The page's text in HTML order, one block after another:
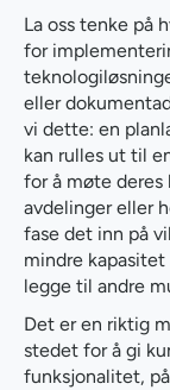
La oss tenke på
for
eller
vi dette: en
kan rulles ut til
for å møte
avdelinger eller
fase det inn på
mindre
legge til andre
Det er en riktig
stedet for å gi
funksjonalitet,